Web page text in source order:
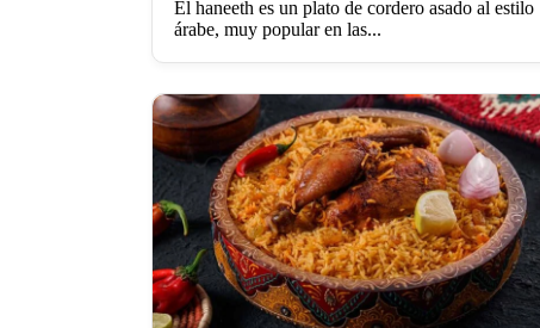
El haneeth es un plato de cordero asado al estilo
árabe, muy popular en las...